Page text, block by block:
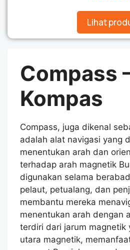
Lihat
Compass
Kompas
Compass, juga dikenal
adalah alat navigasi yang
menentukan arah dan
terhadap arah magnetik
digunakan selama
pelaut, petualang, dan
membantu mereka
menentukan arah dengan
terdiri dari jarum magnetik
utara magnetik,